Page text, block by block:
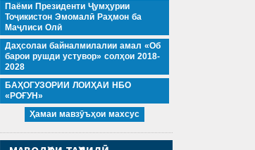
Паёми Президенти Ҷумҳурии
Тоҷикистон Эмомалӣ Раҳмон ба
Маҷлиси Олӣ
Даҳсолаи байналмилалии амал «Об
барои рушди устувор» солҳои 2018-
2028
БАҲОГУЗОРИИ ЛОИҲАИ НБО
«РОҒУН»
Ҳамаи мавзӯъҳои махсус